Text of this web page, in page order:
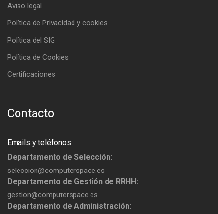
Aviso legal
Política de Privacidad y cookies
Política del SIG
Política de Cookies
Certificaciones
Contacto
Emails y teléfonos
Departamento de Selección:
seleccion@computerspace.es
Departamento de Gestión de RRHH:
gestion@computerspace.es
Departamento de Administración: